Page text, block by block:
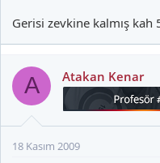
Gerisi zevkine kalmış
A Atakan Kenar
18 Kasım 2009